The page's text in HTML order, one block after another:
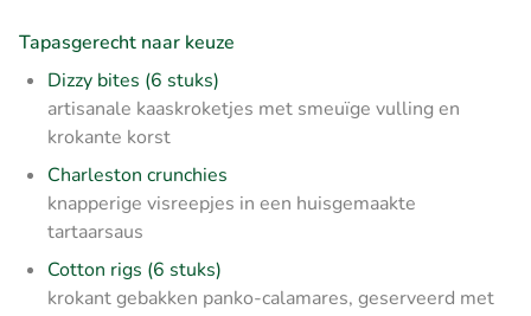
Tapasgerecht naar keuze
Dizzy bites (6 stuks)
artisanale kaaskroketjes met smeuïge vulling en
krokante korst
Charleston crunchies
knapperige visreepjes in een huisgemaakte
tartaarsaus
Cotton rigs (6 stuks)
krokant gebakken panko-calamares, geserveerd met